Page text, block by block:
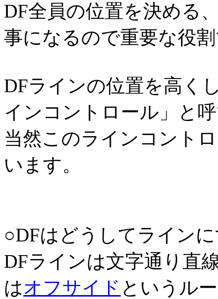
DF全員の位置を決める
事になるので重要な役
DFラインの位置を高く
インコントロール」と
当然このラインコント
います。
○DFはどうしてライン
DFラインは文字通り直
はオフサイド というル